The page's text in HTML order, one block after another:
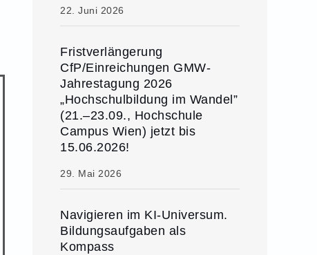
22. Juni 2026
Fristverlängerung
CfP/Einreichungen GMW-
Jahrestagung 2026
„Hochschulbildung im Wandel”
(21.–23.09., Hochschule
Campus Wien) jetzt bis
15.06.2026!
29. Mai 2026
Navigieren im KI-Universum.
Bildungsaufgaben als
Kompass